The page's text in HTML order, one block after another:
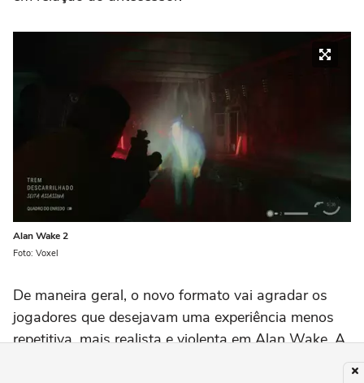
Alan Wake 2
Foto: Voxel
De maneira geral, o novo formato vai agradar os
jogadores que desejavam uma experiência menos
repetitiva, mais realista e violenta emAlan Wake.A